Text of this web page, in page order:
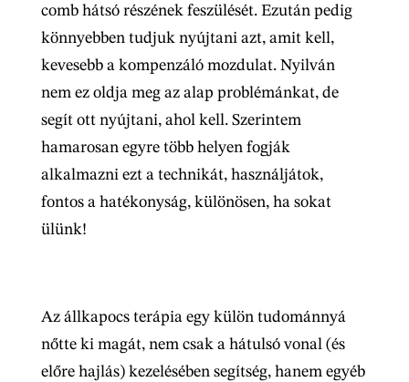
comb hátsó részének feszülését. Ezután pedig
könnyebben tudjuk nyújtani azt, amit kell,
kevesebb a kompenzáló mozdulat. Nyilván
nem ez oldja meg az alap problémánkat, de
segít ott nyújtani, ahol kell. Szerintem
hamarosan egyre több helyen fogják
alkalmazni ezt a technikát, használjátok,
fontos a hatékonyság, különösen, ha sokat
ülünk!
Az állkapocs terápia egy külön tudománnyá
nőtte ki magát, nem csak a hátulsó vonal (és
előre hajlás) kezelésében segítség, hanem egyéb